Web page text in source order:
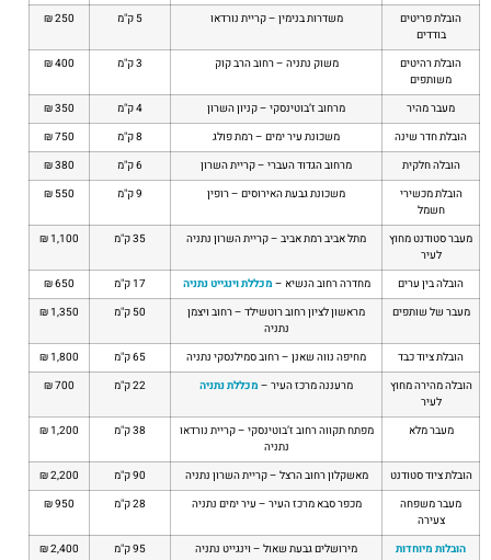
הובלת פריטים
בודדים
משדרות בנימין – קריית נורדאו 5 ק"מ 250 ₪
הובלת רהיטים
משותפים
משוק נתניה – רחוב הרב קוק 3 ק"מ 400 ₪
מעבר מהיר מרחוב ז’בוטינסקי – קניון השרון 4 ק"מ
350 ₪
הובלת חדר שינה
משכונת עיר ימים – רמת פולג 8 ק"מ
750 ₪
הובלה חלקית
מרחוב הגדוד העברי – קריית השרון 6 ק"מ
380 ₪
הובלת מכשירי
חשמל
משכונת גבעת האירוסים – רופין 9 ק"מ 550 ₪
מעבר סטודנט מחוץ
לעיר
מתל אביב רמת אביב – קריית השרון נתניה 35 ק"מ 1,100 ₪
הובלה בין ערים מחדרה רחוב הנשיא – מכללת וינגייט נתניה 17 ק"מ
650 ₪
מעבר של שותפים
מראשון לציון רחוב רוטשילד – רחוב ויצמן
נתניה
50 ק"מ 1,350 ₪
הובלת ציוד כבד מחיפה נווה שאנן – רחוב סמילנסקי נתניה 65 ק"מ
1,800 ₪
הובלה מהירה מחוץ
לעיר
מרעננה מרכז העיר – מכללת נתניה 22 ק"מ 700 ₪
מעבר מלא
מפתח תקווה רחוב ז’בוטינסקי – קריית נורדאו
נתניה
38 ק"מ 1,200 ₪
הובלת ציוד סטודנט מאשקלון רחוב הרצל – קריית השרון נתניה 90 ק"מ
2,200 ₪
מעבר משפחה
צעירה
מכפר סבא מרכז העיר – עיר ימים נתניה 28 ק"מ 950 ₪
הובלות מיוחדות מירושלים גבעת שאול – וינגייט נתניה 95 ק"מ
2,400 ₪